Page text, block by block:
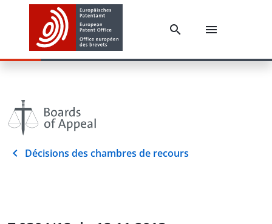
Décisions des chambres de recours